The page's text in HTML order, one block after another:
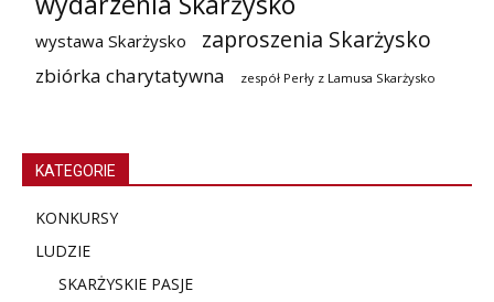
wystawa Skarżysko zaproszenia Skarżysko
zbiórka charytatywna zespół Perły z Lamusa Skarżysko
KATEGORIE
KONKURSY
LUDZIE
SKARŻYSKIE PASJE